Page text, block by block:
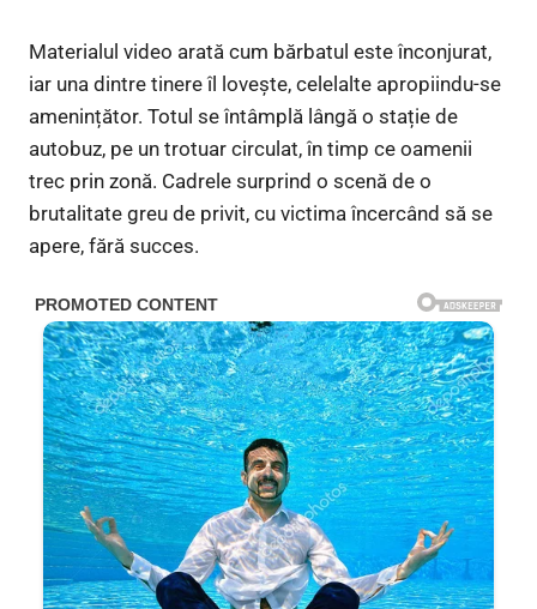
Materialul video arată cum bărbatul este înconjurat,
iar una dintre tinere îl lovește, celelalte apropiindu-se
amenințător. Totul se întâmplă lângă o stație de
autobuz, pe un trotuar circulat, în timp ce oamenii
trec prin zonă. Cadrele surprind o scenă de o
brutalitate greu de privit, cu victima încercând să se
apere, fără succes.